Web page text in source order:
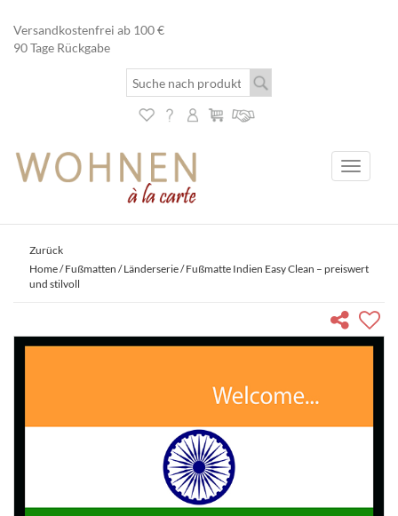
Versandkostenfrei ab 100 €
90 Tage Rückgabe
Toggle
Zurück
Home/Fußmatten /Länderserie/ Fußmatte Indien Easy Clean – preiswert
und stilvoll